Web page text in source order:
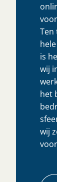
Ten
is
wij
het
wij